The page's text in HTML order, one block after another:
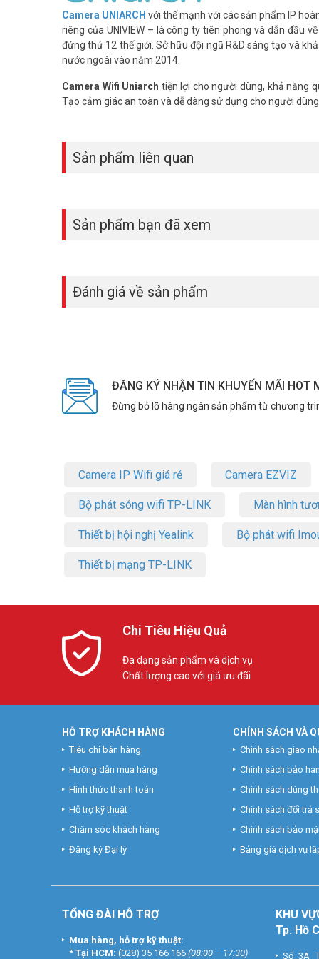
Camera UNIARCH với thế mạnh với các sản phẩm IP
riêng của UNIVIEW – là công ty tiên phong và dẫn đầu
đứng thứ 12 thế giới. Sở hữu đội ngũ R&D sáng tạo và
nước ngoài vào năm 2014.
Camera Wifi Uniarch tiện lợi cho người dùng, khả năng
Tạo cảm giác an toàn và dễ dàng sử dụng cho người
Sản phẩm liên quan
Sản phẩm bạn đã xem
Đánh giá về sản phẩm
ĐĂNG KÝ NHẬN TIN KHUYẾN MÃI HOT
Đừng bỏ lỡ hàng ngàn sản phẩm từ chương
Camera IP Wifi giá rẻ Camera EZVIZ
Bộ phát sóng wifi TP-LINK Màn hình
Thiết bị hội nghị Yealink Bộ phát wifi
Thiết bị mạng TP-LINK
Chi Tiêu Hiệu Quả
Đa dạng sản phẩm và dịch vụ
Chất lượng cao với giá ưu đãi
HỖ TRỢ KHÁCH HÀNG
Tiêu chí bán hàng
Hướng dẫn mua hàng
Hình thức thanh toán
Hỗ trợ kỹ thuật
Chăm sóc khách hàng
Đăng ký Đại lý
CHÍNH SÁCH VÀ
Chính sách giao
Chính sách bảo
Chính sách dùng
Chính sách đổi trả
Chính sách bảo
Bảng giá dịch vụ
TỔNG ĐÀI HỖ TRỢ
Mua hàng, hỗ trợ kỹ thuật:
* Tại HCM: (028) 35 166 166 (08:00 – 17:30)
KHU
Tp. Hồ
Số 3A